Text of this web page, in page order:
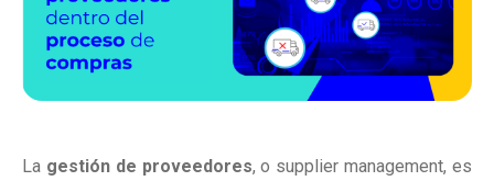
La gestión de proveedores, o supplier management, es